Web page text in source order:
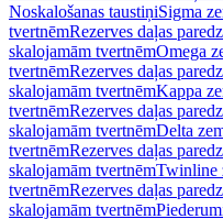
Noskalošanas taustiņiSigma
tvertnēmRezerves daļas
skalojamām tvertnēmOmega
tvertnēmRezerves daļas
skalojamām tvertnēmKappa
tvertnēmRezerves daļas
skalojamām tvertnēmDelta
tvertnēmRezerves daļas
skalojamām tvertnēmTwinline
tvertnēmRezerves daļas
skalojamām tvertnēm